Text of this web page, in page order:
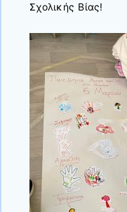
Σχολικής Βίας!